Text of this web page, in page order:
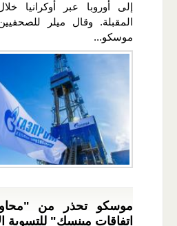
إلى أوروبا عبر أوكرانيا
المقبلة. وقال ميلر
موسكو...
موسكو تحذر من
اتفاقات مينسك" للتسوية